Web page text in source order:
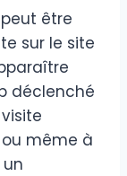
être
sur le site
déclenché
même à
un